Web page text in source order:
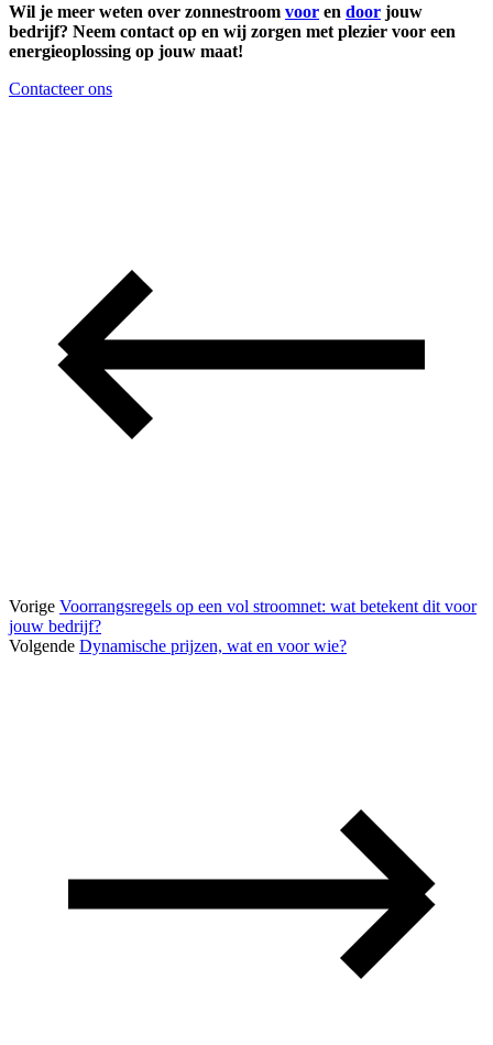
Wil je meer weten over zonnestroom voor en door jouw
bedrijf? Neem contact op en wij zorgen met plezier voor een
energieoplossing op jouw maat!
Contacteer ons
Vorige Voorrangsregels op een vol stroomnet: wat betekent dit voor
jouw bedrijf?
Volgende Dynamische prijzen, wat en voor wie?